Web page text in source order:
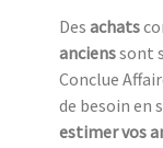
Des achats
ancienssont
Conclue
de besoin en
estimer vos